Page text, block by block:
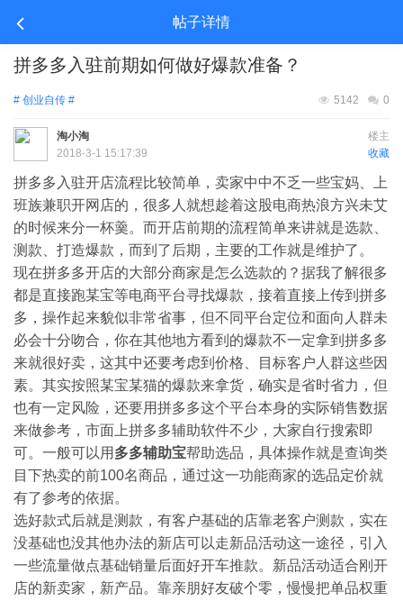
帖子详情
拼多多入驻前期如何做好爆款准备？
# 创业自传 # 0
5142
楼主
淘小淘
收藏
2018-3-1 15:17:39
拼多多入驻开店流程比较简单，卖家中中不乏一些宝妈、上
班族兼职开网店的，很多人就想趁着这股电商热浪方兴未艾
的时候来分一杯羹。而开店前期的流程简单来讲就是选款、
测款、打造爆款，而到了后期，主要的工作就是维护了。
现在拼多多开店的大部分商家是怎么选款的？据我了解很多
都是直接跑某宝等电商平台寻找爆款，接着直接上传到拼多
多，操作起来貌似非常省事，但不同平台定位和面向人群未
必会十分吻合，你在其他地方看到的爆款不一定拿到拼多多
来就很好卖，这其中还要考虑到价格、目标客户人群这些因
素。其实按照某宝某猫的爆款来拿货，确实是省时省力，但
也有一定风险，还要用拼多多这个平台本身的实际销售数据
来做参考，市面上拼多多辅助软件不少，大家自行搜索即
可。一般可以用 多多辅助宝帮助选品，具体操作就是查询类
目下热卖的前100名商品，通过这一功能商家的选品定价就
有了参考的依据。
选好款式后就是测款，有客户基础的店靠老客户测款，实在
没基础也没其他办法的新店可以走新品活动这一途径，引入
一些流量做点基础销量后面好开车推款。新品活动适合刚开
店的新卖家，新产品。靠亲朋好友破个零，慢慢把单品权重